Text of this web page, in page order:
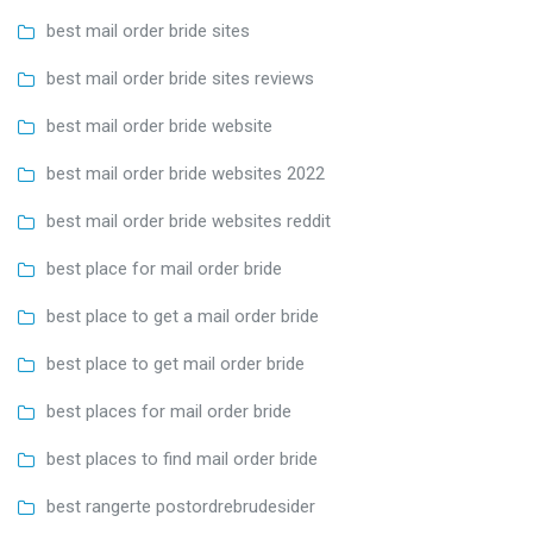
best mail order bride sites
best mail order bride sites reviews
best mail order bride website
best mail order bride websites 2022
best mail order bride websites reddit
best place for mail order bride
best place to get a mail order bride
best place to get mail order bride
best places for mail order bride
best places to find mail order bride
best rangerte postordrebrudesider